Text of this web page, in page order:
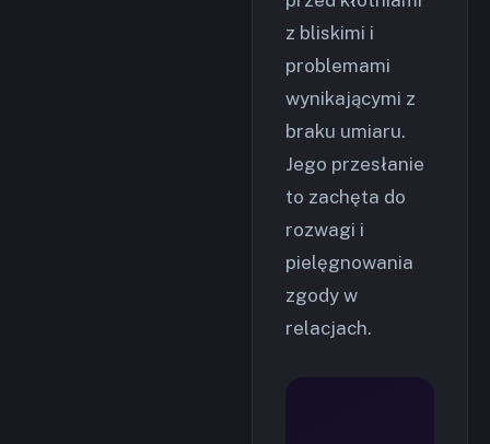
z bliskimi i
problemami
wynikającymi z
braku umiaru.
Jego przesłanie
to zachęta do
rozwagi i
pielęgnowania
zgody w
relacjach.